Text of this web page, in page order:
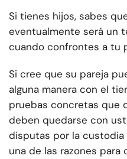
Si tienes hijos, sabes
eventualmente será un
cuando confrontes a tu
Si cree que su pareja
alguna manera con el
pruebas concretas que
deben quedarse con
disputas por la
una de las razones